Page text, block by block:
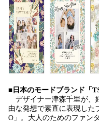
■日本のモードブランド「
デザイナー津森千里が、
由な発想で素直に表現した
O」。大人のためのファン